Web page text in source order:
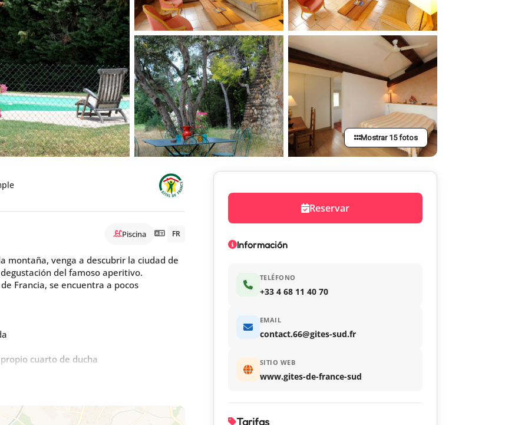
Mostrar 15 fotos
Piscina FR
montaña, venga a descubrir la ciudad de
del famoso aperitivo.
Francia, se encuentra a pocos
cuarto de ducha
propio cuarto de ducha
Reservar
Información
TELÉFONO
+33 4 68 11 40 70
EMAIL
contact.66@gites-sud.fr
SITIO WEB
www.gites-de-france-sud
Tarifas